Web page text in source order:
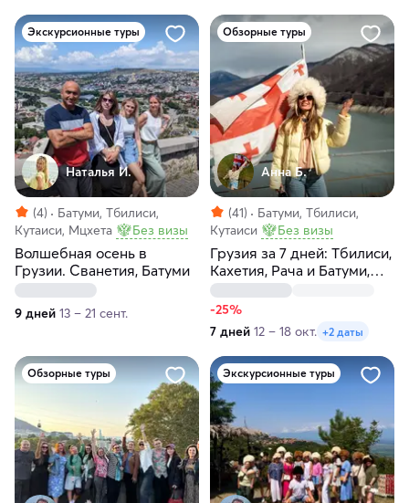
Экскурсионные туры
Наталья И.
(4)
Батуми, Тбилиси,
Кутаиси, Мцхета
Без визы
Волшебная осень в
Грузии. Сванетия, Батуми
9 дней 13 – 21 сент.
Обзорные туры
Анна Б.
(41)
Батуми, Тбилиси,
Кутаиси
Без визы
Грузия за 7 дней: Тбилиси,
Кахетия, Рача и Батуми,
горы, море, хинкали и
вино
-25%
7 дней 12 – 18 окт. +2 даты
Обзорные туры Экскурсионные туры